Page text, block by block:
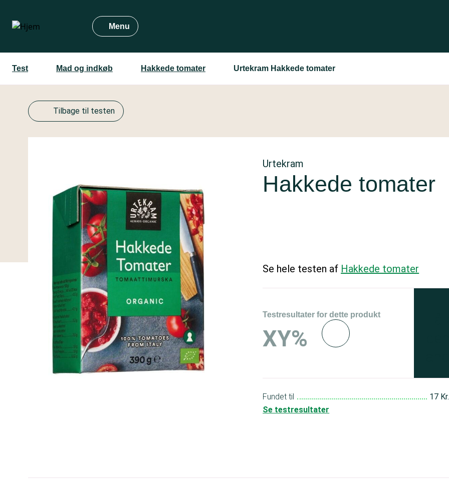
hovedindhold
Menu
Test Mad og indkøb Hakkede tomater Urtekram Hakkede tomater
Tilbage til testen
Urtekram
Hakkede tomater
Se hele testen af Hakkede tomater
Testresultater for dette produkt
XY%
Fundet til
17 Kr.
Se testresultater